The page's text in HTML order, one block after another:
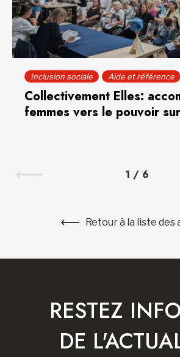
Inclusion sociale Aide et référence
Collectivement Elles:
femmes vers le pouvoir
1 / 6
Retour à la liste des
RESTEZ
DE